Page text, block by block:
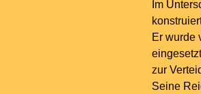
Im
Er wurde
zur
Seine